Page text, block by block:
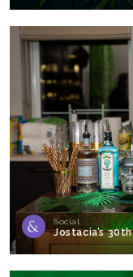
Social
Jostacia’s 30th